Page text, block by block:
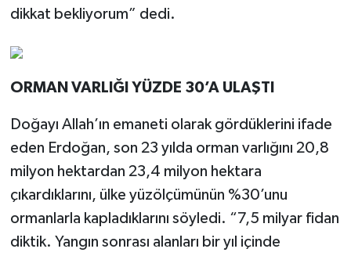
dikkat bekliyorum” dedi.
ORMAN VARLIĞI YÜZDE 30’A ULAŞTI
Doğayı Allah’ın emaneti olarak gördüklerini ifade
eden Erdoğan, son 23 yılda orman varlığını 20,8
milyon hektardan 23,4 milyon hektara
çıkardıklarını, ülke yüzölçümünün %30’unu
ormanlarla kapladıklarını söyledi. “7,5 milyar fidan
diktik. Yangın sonrası alanları bir yıl içinde